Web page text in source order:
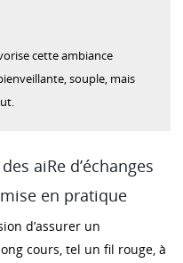
cette ambiance
souple, mais
aiRe d’échanges
en pratique
d’assurer un
cours, tel un fil rouge, à